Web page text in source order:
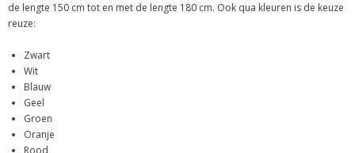
de lengte 150 cm tot en met de lengte 180 cm. Ook qua kleuren is de keuze
reuze:
Zwart
Wit
Blauw
Geel
Groen
Oranje
Rood